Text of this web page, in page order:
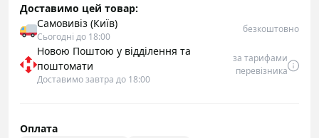
Доставимо цей товар:
Самовивіз (Київ)
Сьогодні до 18:00
безкоштовно
Новою Поштою у відділення та
поштомати
Доставимо завтра до 18:00
за тарифами
перевізника
Оплата